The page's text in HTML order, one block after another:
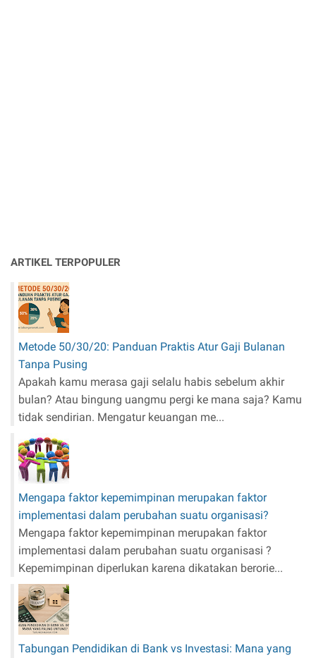
ARTIKEL TERPOPULER
Metode 50/30/20: Panduan Praktis Atur Gaji Bulanan
Tanpa Pusing
Apakah kamu merasa gaji selalu habis sebelum akhir
bulan? Atau bingung uangmu pergi ke mana saja? Kamu
tidak sendirian. Mengatur keuangan me...
Mengapa faktor kepemimpinan merupakan faktor
implementasi dalam perubahan suatu organisasi?
Mengapa faktor kepemimpinan merupakan faktor
implementasi dalam perubahan suatu organisasi ?
Kepemimpinan diperlukan karena dikatakan berorie...
Tabungan Pendidikan di Bank vs Investasi: Mana yang